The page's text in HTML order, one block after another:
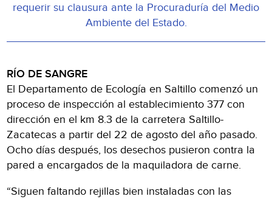
requerir su clausura ante la Procuraduría del Medio
Ambiente del Estado.
RÍO DE SANGRE
El Departamento de Ecología en Saltillo comenzó un
proceso de inspección al establecimiento 377 con
dirección en el km 8.3 de la carretera Saltillo-
Zacatecas a partir del 22 de agosto del año pasado.
Ocho días después, los desechos pusieron contra la
pared a encargados de la maquiladora de carne.
“Siguen faltando rejillas bien instaladas con las